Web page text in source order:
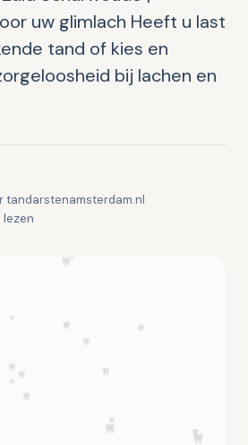
uw glimlach Heeft u last
tand of kies en
bij lachen en
tandarstenamsterdam.nl